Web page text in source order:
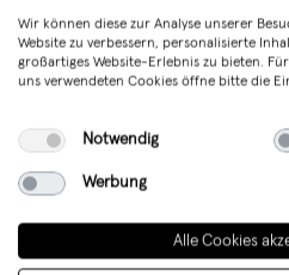
Unser
Formensprache.
Wir können diese zur Analyse unserer
Website zu verbessern, personalisierte
großartiges Website-Erlebnis zu bieten.
uns verwendeten Cookies öffne bitte die
Notwendig
Werbung
Alle Cookies